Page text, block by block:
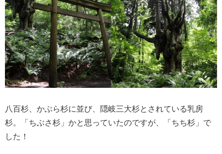
八百杉、かぶら杉に並び、隠岐三大杉とされている乳房
杉。「ちぶさ杉」かと思っていたのですが、「ちち杉」で
した！